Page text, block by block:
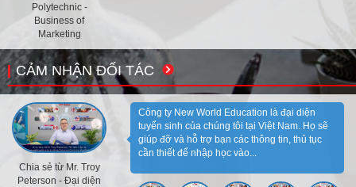
Polytechnic -
Business of
Marketing
CẢM NHẬN ĐỐI TÁC
Chia sẻ từ Mr. Troy
Peterson - Đại diện
Công ty New World Education là đại diện
tuyển sinh của chúng tôi tại Việt Nam. Họ sẽ
giúp đỡ và hỗ trợ bạn các thông tin, thủ tục
cần thiết để nhập học vào...